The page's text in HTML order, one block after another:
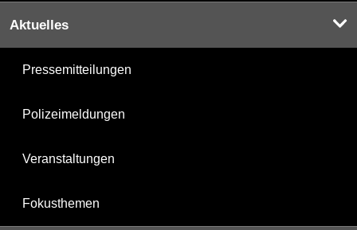
Aktuelles
Pressemitteilungen
Polizeimeldungen
Veranstaltungen
Fokusthemen